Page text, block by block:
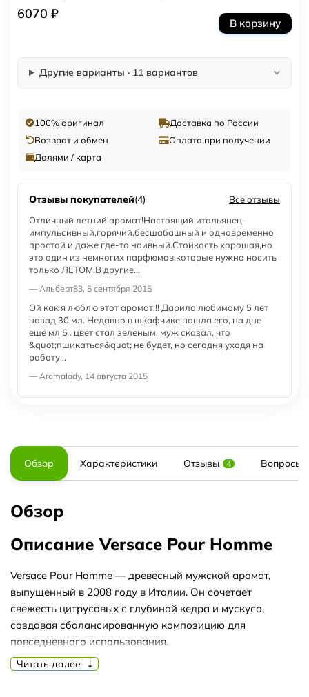
6070 ₽
В корзину
Другие варианты · 11 вариантов
100% оригинал
Доставка по России
Возврат и обмен
Оплата при получении
Долями / карта
Отзывы покупателей(4)
Все отзывы
Отличный летний аромат!Настоящий итальянец-
импульсивный,горячий,бесшабашный и одновременно
простой и даже где-то наивный.Стойкость хорошая,но
это один из немногих парфюмов,которые нужно носить
только ЛЕТОМ.В другие...
— Альберт83, 5 сентября 2015
Ой как я люблю этот аромат!!! Дарила любимому 5 лет
назад 30 мл. Недавно в шкафчике нашла его, на дне
ещё мл 5 . цвет стал зелёным, муж сказал, что
&quot;пшикаться&quot; не будет, но сегодня уходя на
работу...
— Aromalady, 14 августа 2015
Обзор Характеристики Отзывы 4 Вопросы
Обзор
Описание Versace Pour Homme
Versace Pour Homme — древесный мужской аромат,
выпущенный в 2008 году в Италии. Он сочетает
свежесть цитрусовых с глубиной кедра и мускуса,
создавая сбалансированную композицию для
повседневного использования.
Аромат открывается яркими нотами бергамота,
Читать далее